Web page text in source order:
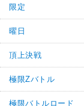
限定
曜日
頂上決戦
極限Zバトル
極限バトルロード